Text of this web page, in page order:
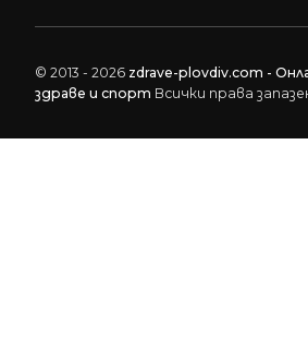
© 2013 - 2026 zdrave-plovdiv.com -
здраве и спорт Всички права